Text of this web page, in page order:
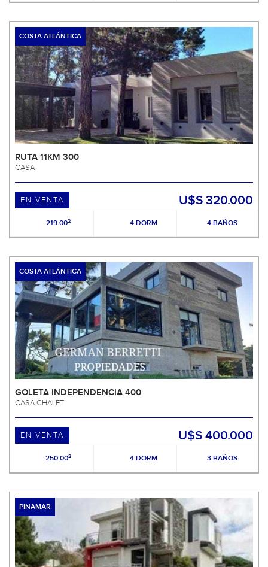
COSTA ATLÁNTICA
RUTA 11KM 300
CASA
EN VENTA U$S 320.000
219.002 4 DORM 4 BAÑOS
COSTA ATLÁNTICA
GOLETA INDEPENDENCIA 400
CASA CHALET
EN VENTA U$S 400.000
250.002 4 DORM 3 BAÑOS
PINAMAR